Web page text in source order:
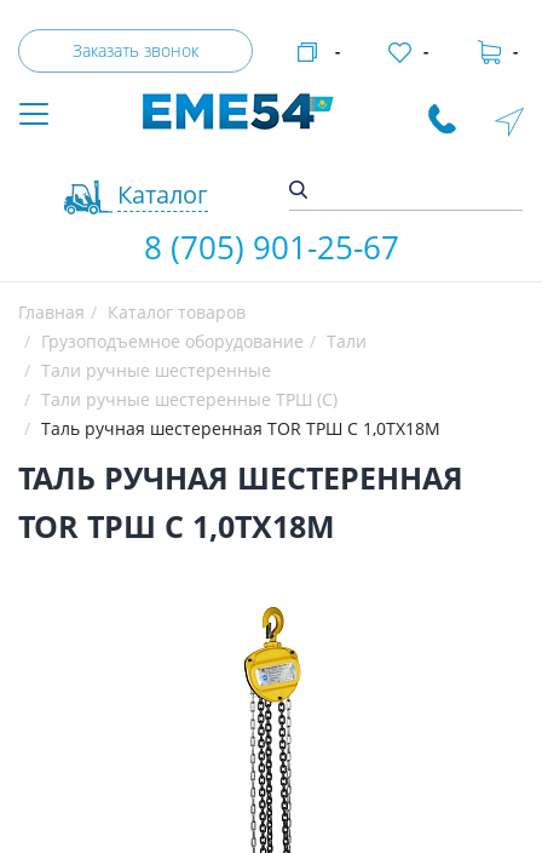
Заказать звонок
Каталог
- - -
8 (705) 901-25-67
Главная
Каталог товаров
Грузоподъемное оборудование
Тали
Тали ручные шестеренные
Тали ручные шестеренные ТРШ (С)
Таль ручная шестеренная TOR ТРШ C 1,0ТХ18М
ТАЛЬ РУЧНАЯ ШЕСТЕРЕННАЯ
TOR ТРШ C 1,0ТХ18М